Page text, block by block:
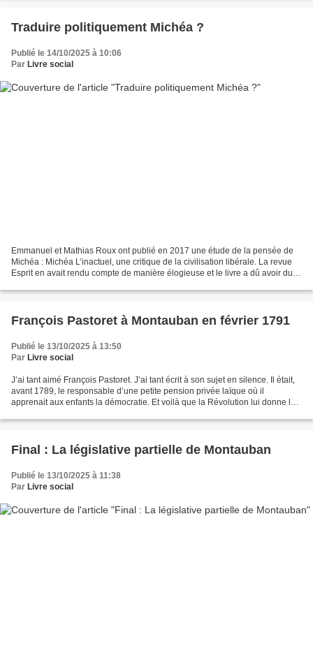
Traduire politiquement Michéa ?
Publié le 14/10/2025 à 10:06
Par Livre social
Emmanuel et Mathias Roux ont publié en 2017 une étude de la pensée de
Michéa : Michéa L’inactuel, une critique de la civilisation libérale. La revue
Esprit en avait rendu compte de manière élogieuse et le livre a dû avoir du
François Pastoret à Montauban en février 1791
Publié le 13/10/2025 à 13:50
Par Livre social
J’ai tant aimé François Pastoret. J’ai tant écrit à son sujet en silence. Il était,
avant 1789, le responsable d’une petite pension privée laïque où il
apprenait aux enfants la démocratie. Et voilà que la Révolution lui donne le
Final : La législative partielle de Montauban
Publié le 13/10/2025 à 11:38
Par Livre social